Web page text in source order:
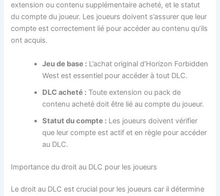
extension ou contenu supplémentaire acheté, et le statut
du compte du joueur. Les joueurs doivent s’assurer que leur
compte est correctement lié pour accéder au contenu qu’ils
ont acquis.
Jeu de base : L’achat original d’Horizon Forbidden
West est essentiel pour accéder à tout DLC.
DLC acheté : Toute extension ou pack de
contenu acheté doit être lié au compte du joueur.
Statut du compte : Les joueurs doivent vérifier
que leur compte est actif et en règle pour accéder
au DLC.
Importance du droit au DLC pour les joueurs
Le droit au DLC est crucial pour les joueurs car il détermine